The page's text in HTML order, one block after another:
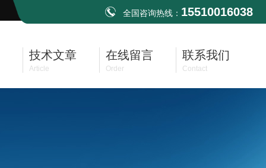
全国咨询热线： 15510016038
技术文章
Article
在线留言
Order
联系我们
Contact